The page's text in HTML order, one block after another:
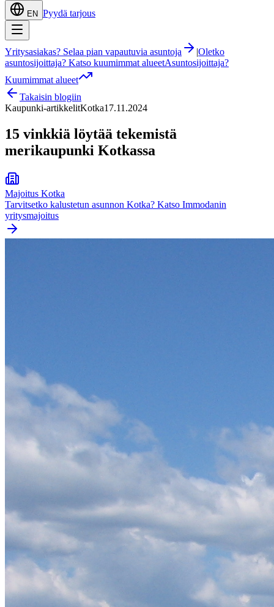
EN Pyydä tarjous
Yritysasiakas? Selaa pian vapautuvia asuntoja |Oletko
asuntosijoittaja? Katso kuumimmat alueetAsuntosijoittaja?
Kuumimmat alueet
Takaisin blogiin
Kaupunki-artikkelitKotka17.11.2024
15 vinkkiä löytää tekemistä
merikaupunki Kotkassa
Majoitus Kotka
Tarvitsetko kalustetun asunnon Kotka? Katso Immodanin
yritysmajoitus